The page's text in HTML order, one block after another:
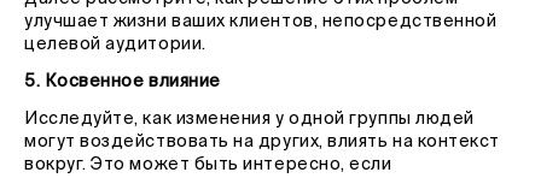
улучшает жизни ваших клиентов, непосредственной
целевой аудитории.
5. Косвенное влияние
Исследуйте, как изменения у одной группы людей
могут воздействовать на других, влиять на контекст
вокруг. Это может быть интересно, если